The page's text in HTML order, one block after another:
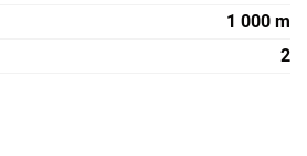
1 000 m
2